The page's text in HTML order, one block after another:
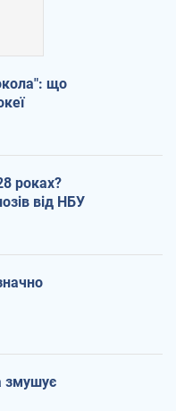
що
роках?
від НБУ
змушує